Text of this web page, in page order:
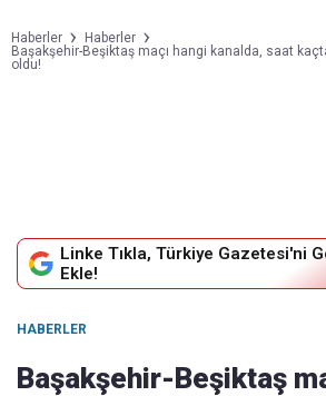
Haberler
Haberler
Başakşehir-Beşiktaş maçı hangi kanalda, saat
oldu!
Linke Tıkla, Türkiye Gazetesi'ni
Ekle!
HABERLER
Başakşehir-Beşiktaş